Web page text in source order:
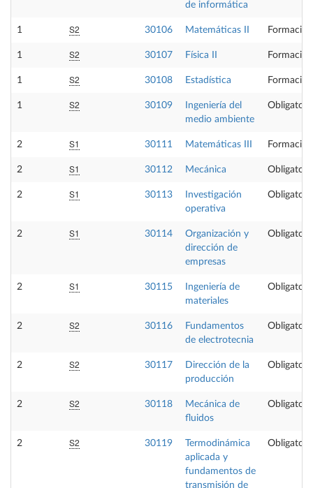
de informática
1 S2 30106 Matemáticas II
1 S2 30107 Física II
1 S2 30108 Estadística
1 S2 30109
Ingeniería del
medio ambiente
2 S1 30111 Matemáticas III
2 S1 30112 Mecánica
2 S1 30113
Investigación
operativa
2 S1 30114
Organización y
dirección de
empresas
2 S1 30115
Ingeniería de
materiales
2 S2 30116
Fundamentos
de electrotecnia
2 S2 30117
Dirección de la
producción
2 S2 30118
Mecánica de
fluidos
2 S2 30119
Termodinámica
aplicada y
fundamentos de
transmisión de